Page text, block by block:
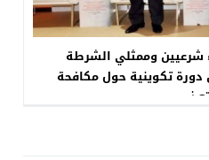
شرعيين وممثلي الشرطة
تكوينية حول مكافحة